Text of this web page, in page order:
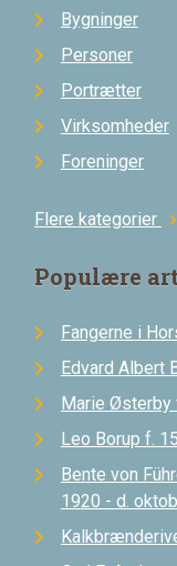
Bygninger
Personer
Portrætter
Virksomheder
Foreninger
Flere kategorier chevron_right
Populære
Fangerne i
Edvard Albert
Marie Østerby
Leo Borup f.
Bente von
1920 - d.